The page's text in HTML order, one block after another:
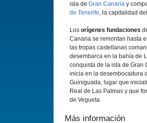
isla de Gran Canaria y
de Tenerife, la capitalidad
Los orígenes fundaciones
Canaria se remontan hasta
las tropas castellanas
desembarca en la bahía de
conquista de la isla de Gran
inicia en la desembocadura
Guiniguada, lugar que
Real de Las Palmas y que
de Vegueta.
Más información